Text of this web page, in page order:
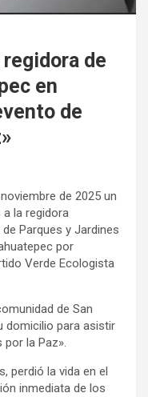
de
en
de
de 2025 un
la regidora
Parques y Jardines
por
Verde Ecologista
de San
domicilio para asistir
la Paz».
perdió la vida en el
inmediata de los